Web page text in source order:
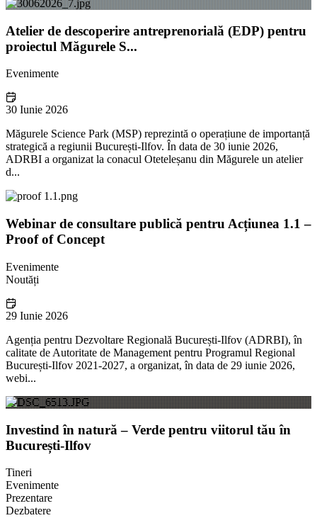
Atelier de descoperire antreprenorială (EDP) pentru
proiectul Măgurele S...
Evenimente
30 Iunie 2026
Măgurele Science Park (MSP) reprezintă o operațiune de importanță
strategică a regiunii București-Ilfov. În data de 30 iunie 2026,
ADRBI a organizat la conacul Oteteleșanu din Măgurele un atelier
d...
Webinar de consultare publică pentru Acțiunea 1.1 –
Proof of Concept
Evenimente
Noutăți
29 Iunie 2026
Agenția pentru Dezvoltare Regională București-Ilfov (ADRBI), în
calitate de Autoritate de Management pentru Programul Regional
București-Ilfov 2021-2027, a organizat, în data de 29 iunie 2026,
webi...
Investind în natură – Verde pentru viitorul tău în
București-Ilfov
Tineri
Evenimente
Prezentare
Dezbatere